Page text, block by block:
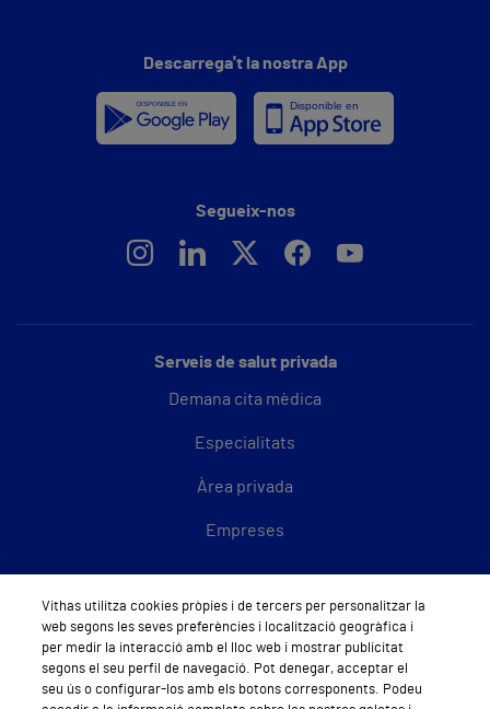
Serveis de salut privada
Demana cita mèdica
Especialitats
Àrea privada
Empreses
Hospitals Privats
Hospital Vithas Lleida
Descarrega't la nostra App
Segueix-nos
Vithas utilitza cookies pròpies i de tercers per personalitzar la
web segons les seves preferències i localització geogràfica i
per medir la interacció amb el lloc web i mostrar publicitat
segons el seu perfil de navegació. Pot denegar, acceptar el
seu ús o configurar-los amb els botons corresponents. Podeu